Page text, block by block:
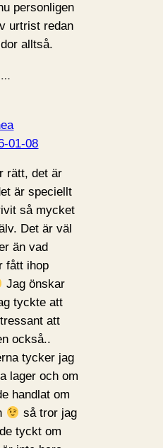
personligen
urtrist redan
alltså.
…
01-08
rätt, det är
är speciellt
så mycket
Det är väl
än vad
fått ihop
Jag önskar
tyckte att
att
också..
tycker jag
lager och om
handlat om
så tror jag
tyckt om